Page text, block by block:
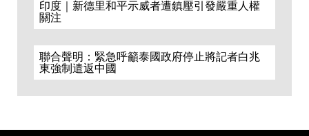
印度｜新德里和平示威者遭鎮壓引發嚴重人權
關注
聯合聲明：緊急呼籲泰國政府停止將記者白兆
東強制遣返中國